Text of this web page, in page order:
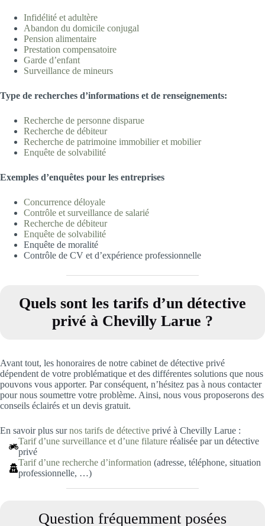
Infidélité et adultère
Abandon du domicile conjugal
Pension alimentaire
Prestation compensatoire
Garde d’enfant
Surveillance de mineurs
Type de recherches d’informations et de renseignements:
Recherche de personne disparue
Recherche de débiteur
Recherche de patrimoine immobilier et mobilier
Enquête de solvabilité
Exemples d’enquêtes pour les entreprises
Concurrence déloyale
Contrôle et surveillance de salarié
Recherche de débiteur
Enquête de solvabilité
Enquête de moralité
Contrôle de CV et d’expérience professionnelle
Quels sont les tarifs d’un détective
privé à Chevilly Larue ?
Avant tout, les honoraires de notre cabinet de détective privé
dépendent de votre problématique et des différentes solutions que nous
pouvons vous apporter. Par conséquent, n’hésitez pas à nous contacter
pour nous soumettre votre problème. Ainsi, nous vous proposerons des
conseils éclairés et un devis gratuit.
En savoir plus surnos tarifs de détective privé à Chevilly Larue :
Tarif d’une surveillance et d’une filature réalisée par un détective
privé
Tarif d’une recherche d’information (adresse, téléphone, situation
professionnelle, …)
Question fréquemment posées